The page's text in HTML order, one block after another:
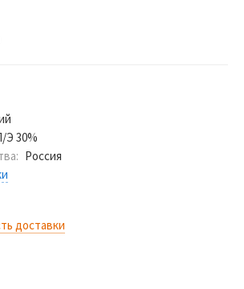
Э 30%
Россия
доставки